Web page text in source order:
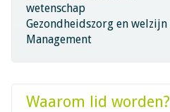
wetenschap
Gezondheidszorg en welzijn
Management
Waarom lid worden?